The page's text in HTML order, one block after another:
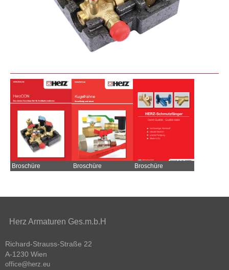
Broschüre Broschüre Broschüre
Herz Armaturen Ges.m.b.H
Richard-Strauss-Straße 22
A-1230 Wien
office@herz.eu